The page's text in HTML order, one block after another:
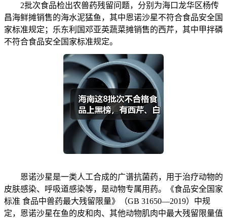
2批次食品检出农兽药残留问题，分别为海口龙华区杨传
昌海鲜摊销售的海水泥猛鱼，其中恩诺沙星不符合食品安全国
家标准规定；乐东利国邓亚英蔬菜摊销售的西芹，其中甲拌磷
不符合食品安全国家标准规定。
恩诺沙星是一类人工合成的广谱抗菌药，用于治疗动物的
皮肤感染、呼吸道感染等，是动物专属用药。《食品安全国家
标准 食品中兽药最大残留限量》（GB 31650—2019）中规
定，恩诺沙星在鱼的皮和肉、其他动物肌肉中最大残留限量值